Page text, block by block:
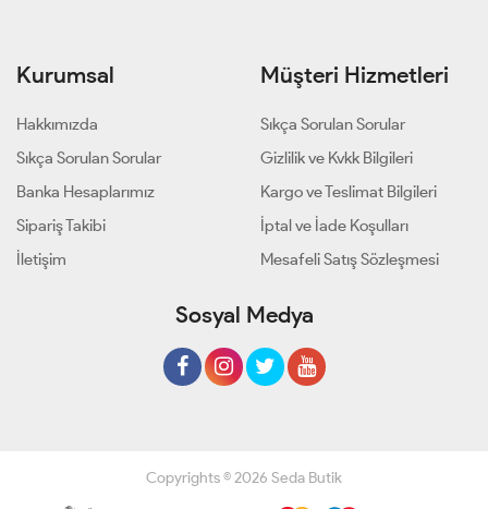
Kurumsal
Hakkımızda
Sıkça Sorulan Sorular
Banka Hesaplarımız
Sipariş Takibi
İletişim
Müşteri Hizmetleri
Sıkça Sorulan Sorular
Gizlilik ve Kvkk Bilgileri
Kargo ve Teslimat Bilgileri
İptal ve İade Koşulları
Mesafeli Satış Sözleşmesi
Sosyal Medya
Copyrights © 2026 Seda Butik